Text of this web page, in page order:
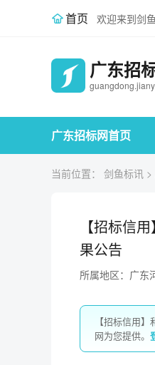
首页 欢迎来到剑
广东招
广东招标网首页
当前位置： 剑鱼标讯 >
【招标信
果公告
所属地区：广东
【招标信用
网为您提供。